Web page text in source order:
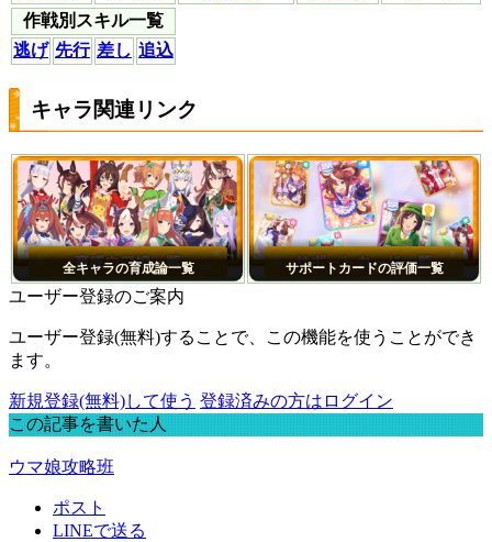
作戦別スキル一覧
逃げ 先行 差し 追込
キャラ関連リンク
全キャラの育成論一覧 サポートカードの評価一覧
ユーザー登録のご案内
ユーザー登録(無料)することで、この機能を使うことができ
ます。
新規登録(無料)して使う 登録済みの方はログイン
この記事を書いた人
ウマ娘攻略班
ポスト
LINEで送る